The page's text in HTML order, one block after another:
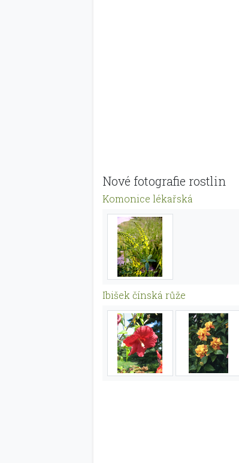
Nové fotografie rostlin
Komonice lékařská
Ibišek čínská růže